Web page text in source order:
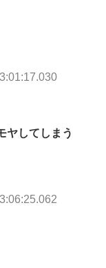
ヤしてしまう